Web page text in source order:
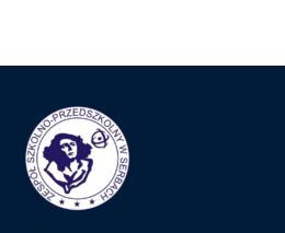
Przydatne
Ministerstwo edukacji
Kuratorium Oświaty
Biuletyn informacji Publicznej
Dziennik elektroniczny